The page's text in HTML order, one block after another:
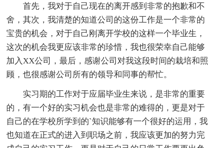
首先，我对于自己现在的离开感到非常的抱歉和不
舍，其次，我清楚的知道公司的这份工作是一个非常的
宝贵的机会，对于自己刚离开学校的这样一个毕业生，
这次的机会我更应该非常的珍惜，我也很荣幸自己能够
加入XX公司，最后，感谢公司对我这段时间的栽培和照
顾，也很感谢公司所有的领导和同事的帮忙。
实习期的工作对于应届毕业生来说，是非常的重要
的，有一个好的实习机会也是非常的难得的，更是对于
自己的在学校所学到的`知识能够有一个很好的运用，我
也知道在正式的进入到职场之前，我应该更加的努力完